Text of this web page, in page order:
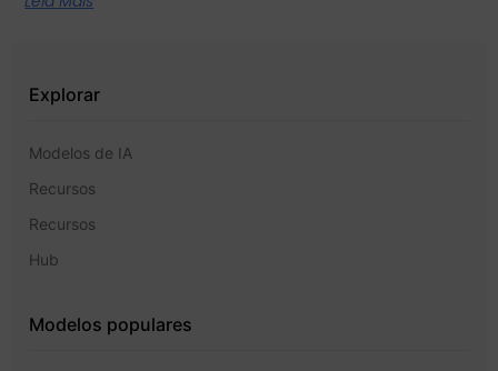
Explorar
Modelos de IA
Recursos
Recursos
Hub
Modelos populares